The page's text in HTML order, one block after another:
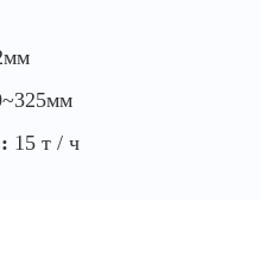
15 т / ч